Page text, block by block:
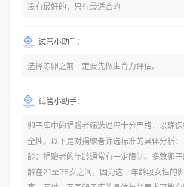
没有最好的，只有最适合的
试管小助手：
选择冻卵之前一定要先做生育力评估。
试管小助手：
卵子库中的捐赠者筛选过程十分严格，以确
全性。以下是对捐赠者筛选标准的具体分析
龄：捐赠者的年龄通常有一定限制。多数卵
龄在21至35岁之间，因为这一年龄段女性的